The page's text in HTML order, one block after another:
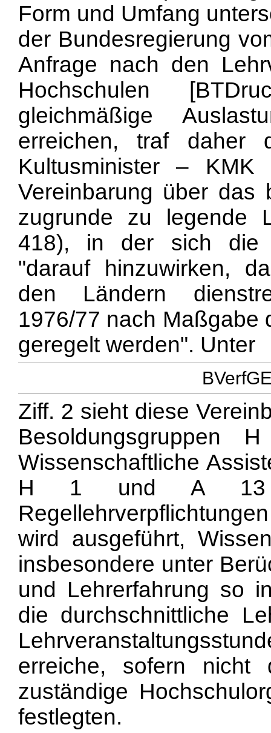
Form und Umfang
der Bundesregierung
Anfrage nach den
Hochschulen
gleichmäßige
erreichen, traf daher
Kultusminister –
Vereinbarung über das
zugrunde zu legende
418), in der sich die
"darauf hinzuwirken,
den Ländern
1976/77 nach Maßgabe
geregelt werden". Unter
Ziff. 2 sieht diese
Wissenschaftliche
H 1 und A 13
wird ausgeführt,
insbesondere unter
und Lehrerfahrung so
die durchschnittliche
erreiche, sofern nicht
zuständige
festlegten.